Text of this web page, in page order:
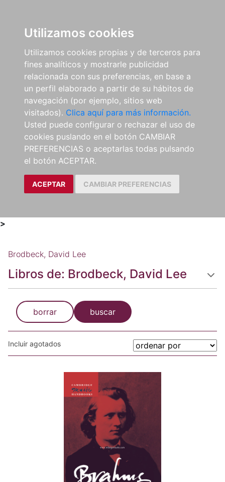
Utilizamos cookies
Utilizamos cookies propias y de terceros para
fines analíticos y mostrarle publicidad
relacionada con sus preferencias, en base a
un perfil elaborado a partir de su hábitos de
navegación (por ejemplo, sitios web
visitados). Clica aquí para más información.
Usted puede configurar o rechazar el uso de
cookies puslando en el botón CAMBIAR
PREFERENCIAS o aceptarlas todas pulsando
el botón ACEPTAR.
ACEPTAR CAMBIAR PREFERENCIAS
>
Brodbeck, David Lee
Libros de: Brodbeck, David Lee
borrar buscar
Incluir agotados